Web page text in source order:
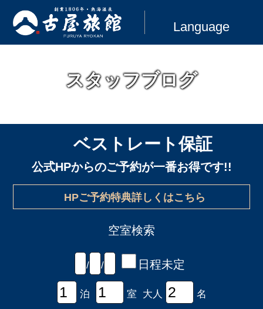
Language
スタッフブログ
ベストレート保証
公式HPからのご予約が一番お得です!!
HPご予約特典詳しくはこちら
空室検索
/ / 日程未定
泊 室 大人 名